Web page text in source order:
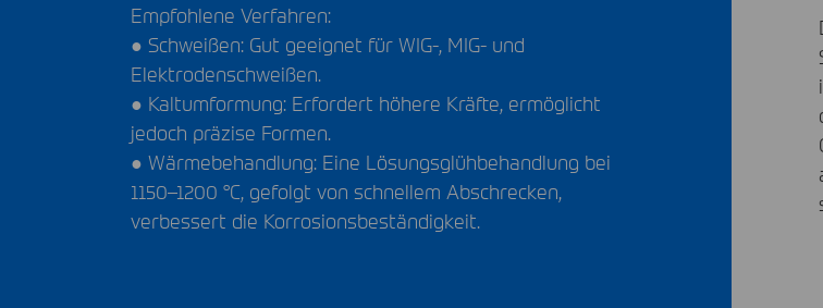
Empfohlene Verfahren:
● Schweißen: Gut geeignet für WIG-, MIG- und
Elektrodenschweißen.
● Kaltumformung: Erfordert höhere Kräfte, ermöglicht
jedoch präzise Formen.
● Wärmebehandlung: Eine Lösungsglühbehandlung bei
1150–1200 °C, gefolgt von schnellem Abschrecken,
verbessert die Korrosionsbeständigkeit.